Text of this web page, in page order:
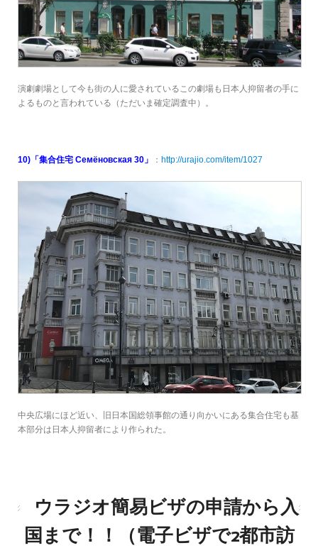
演劇劇場として今も街の人に愛されているこの劇場も日本人抑留者の手に
よるものと言われている（ただいま確定調査中）。
10)「集合住宅 Семёновская 30」 ： http://urajio.com/item/1027
中央広場にほど近い、旧日本国総領事館の通り向かいにある集合住宅も基
本部分は日本人抑留者により作られた。
ウラジオ簡易ビザの申請から入
国まで！！（電子ビザで2都市訪